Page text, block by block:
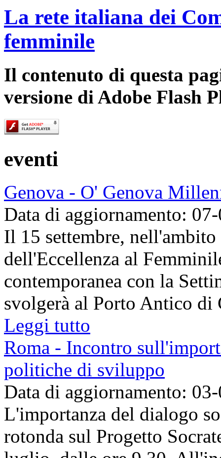
La rete italiana dei
femminile
Il contenuto di questa
versione di Adobe Flash
eventi
Genova - O' Genova
Data di aggiornamento:
Il 15 settembre,
dell'Eccellenza al
contemporanea con la
svolgerà al Porto Antico
Leggi tutto
Roma - Incontro
politiche di sviluppo
Data di aggiornamento:
L'importanza del dialogo
rotonda sul Progetto